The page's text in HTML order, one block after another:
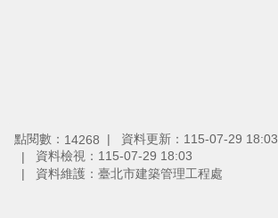
點閱數： 14268 資料更新： 115-07-29 18:03
資料檢視： 115-07-29 18:03
資料維護： 臺北市建築管理工程處